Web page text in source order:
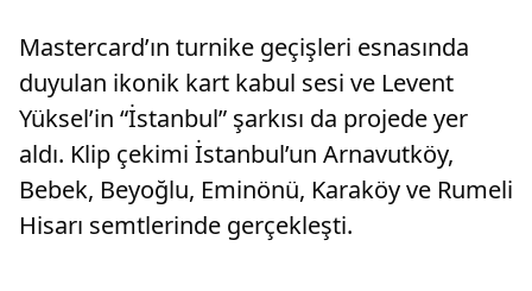
Mastercard’ın turnike geçişleri esnasında
duyulan ikonik kart kabul sesi ve Levent
Yüksel’in “İstanbul” şarkısı da projede yer
aldı. Klip çekimi İstanbul’un Arnavutköy,
Bebek, Beyoğlu, Eminönü, Karaköy ve Rumeli
Hisarı semtlerinde gerçekleşti.